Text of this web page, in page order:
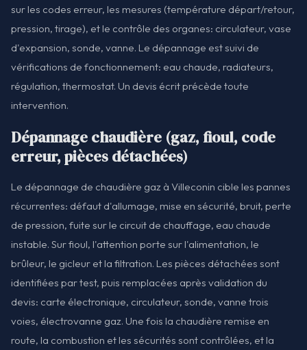
sur les codes erreur, les mesures (température départ/retour,
pression, tirage), et le contrôle des organes: circulateur, vase
d'expansion, sonde, vanne. Le dépannage est suivi de
vérifications de fonctionnement: eau chaude, radiateurs,
régulation, thermostat. Un devis écrit précède toute
intervention.
Dépannage chaudière (gaz, fioul, code
erreur, pièces détachées)
Le dépannage de chaudière gaz à Villeconin cible les pannes
récurrentes: défaut d'allumage, mise en sécurité, bruit, perte
de pression, fuite sur le circuit de chauffage, eau chaude
instable. Sur fioul, l'attention porte sur l'alimentation, le
brûleur, le gicleur et la filtration. Les pièces détachées sont
identifiées par test, puis remplacées après validation du
devis: carte électronique, circulateur, sonde, vanne trois
voies, électrovanne gaz. Une fois la chaudière remise en
route, la combustion et les sécurités sont contrôlées, et la